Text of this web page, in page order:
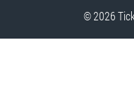
© 2026